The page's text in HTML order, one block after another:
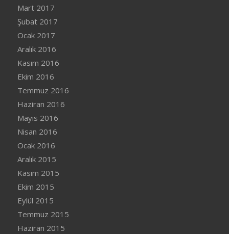
Mart 2017
Şubat 2017
Ocak 2017
Aralık 2016
Kasım 2016
Ekim 2016
Temmuz 2016
Haziran 2016
Mayıs 2016
Nisan 2016
Ocak 2016
Aralık 2015
Kasım 2015
Ekim 2015
Eylül 2015
Temmuz 2015
Haziran 2015